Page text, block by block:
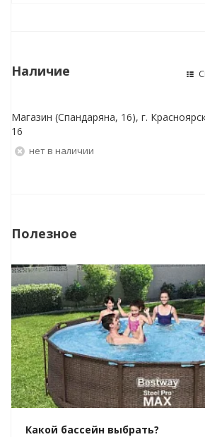
Наличие
Магазин (Спандаряна, 16), г.
16
Нет в наличии
Полезное
Какой бассейн выбрать?